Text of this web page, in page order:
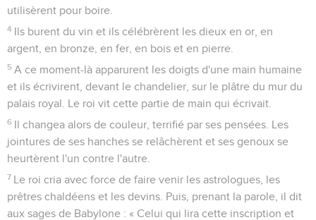
utilisèrent pour boire.
4 Ils burent du vin et ils célébrèrent les dieux en or, en
argent, en bronze, en fer, en bois et en pierre.
5 A ce moment-là apparurent les doigts d'une main humaine
et ils écrivirent, devant le chandelier, sur le plâtre du mur du
palais royal. Le roi vit cette partie de main qui écrivait.
6 Il changea alors de couleur, terrifié par ses pensées. Les
jointures de ses hanches se relâchèrent et ses genoux se
heurtèrent l'un contre l'autre.
7 Le roi cria avec force de faire venir les astrologues, les
prêtres chaldéens et les devins. Puis, prenant la parole, il dit
aux sages de Babylone : « Celui qui lira cette inscription et